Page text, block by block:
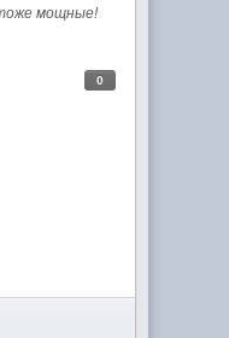
мощные!
0